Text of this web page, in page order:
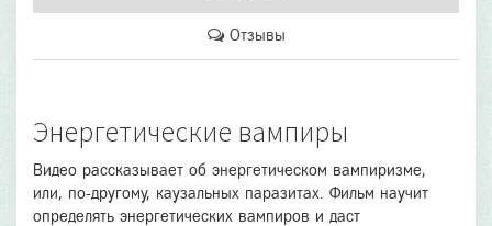
Отзывы
Энергетические вампиры
Видео рассказывает об энергетическом вампиризме,
или, по-другому, каузальных паразитах. Фильм научит
определять энергетических вампиров и даст